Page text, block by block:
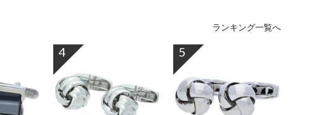
ランキング一覧へ
4 5